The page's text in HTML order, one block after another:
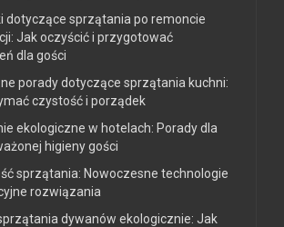
dotyczące sprzątania po remoncie
Jak oczyścić i przygotować
dla gości
porady dotyczące sprzątania kuchni:
czystość i porządek
ekologiczne w hotelach: Porady dla
higieny gości
sprzątania: Nowoczesne technologie
rozwiązania
dywanów ekologicznie: Jak